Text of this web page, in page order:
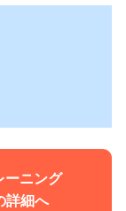
ーニング
詳細へ